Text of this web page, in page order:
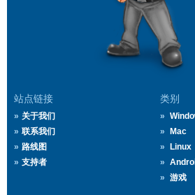
站点链接
关于我们
联系我们
路线图
支持者
类别
Mac
Linux
游戏